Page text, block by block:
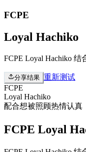
FCPE
Loyal Hachiko
FCPE Loyal Hachiko
分享结果 重新测试
FCPE
Loyal Hachiko
配合想被照顾热情认真
FCPE Loyal